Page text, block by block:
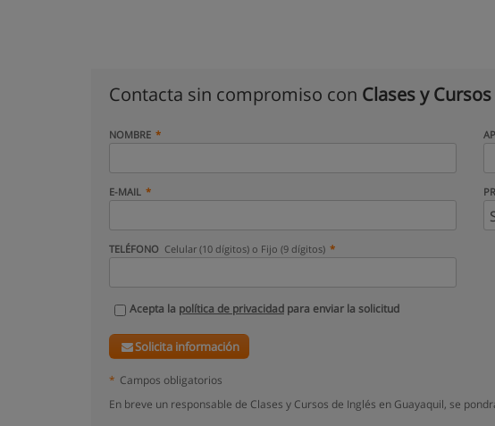
Contacta sin compromiso con Clases y
NOMBRE
E-MAIL
TELÉFONO Celular (10 dígitos) o Fijo (9 dígitos)
Acepta la política de privacidad para enviar la solicitud
Solicita información
* Campos obligatorios
En breve un responsable de Clases y Cursos de Inglés en Guayaquil, se